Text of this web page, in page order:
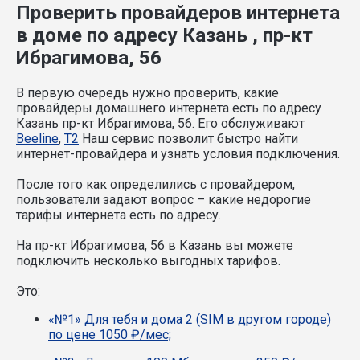
Проверить провайдеров интернета
в доме по адресу Казань , пр-кт
Ибрагимова, 56
В первую очередь нужно проверить, какие
провайдеры домашнего интернета есть по адресу
Казань пр-кт Ибрагимова, 56. Его обслуживают
Beeline, T2 Наш сервис позволит быстро найти
интернет-провайдера и узнать условия подключения.
После того как определились с провайдером,
пользователи задают вопрос – какие недорогие
тарифы интернета есть по адресу.
На пр-кт Ибрагимова, 56 в Казань вы можете
подключить несколько выгодных тарифов.
Это:
«№1» Для тебя и дома 2 (SIM в другом городе)
по цене 1050 ₽/мес;